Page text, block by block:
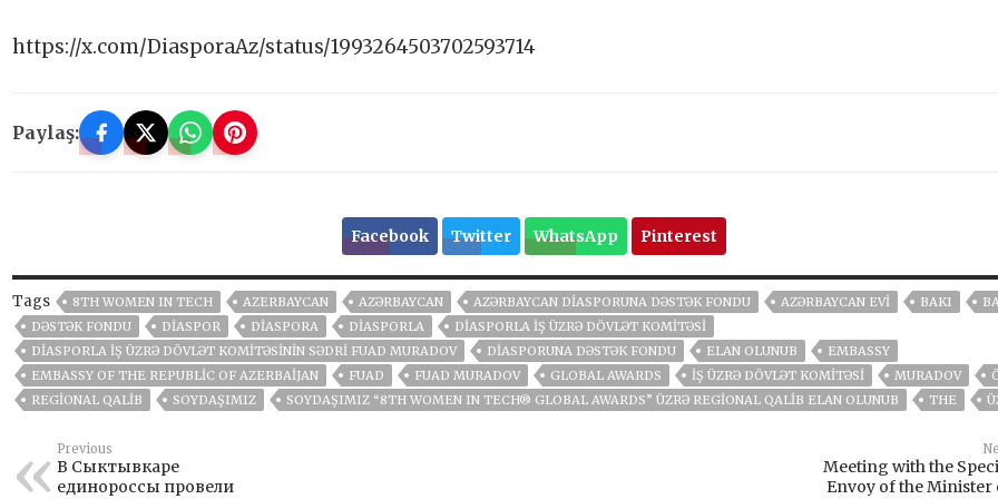
https://x.com/DiasporaAz/status/1993264503702593714
Paylaş:
Facebook Twitter WhatsApp Pinterest
Tags 8TH WOMEN IN TECH AZERBAYCAN AZƏRBAYCAN AZƏRBAYCAN DIASPORUNA DƏSTƏK FONDU AZƏRBAYCAN EVI BAKI
DƏSTƏK FONDU
DIASPOR DIASPORA DIASPORLA
DIASPORLA İŞ ÜZRƏ DÖVLƏT KOMITƏSI
DIASPORLA İŞ ÜZRƏ DÖVLƏT KOMITƏSININ SƏDRI FUAD MURADOV
DIASPORUNA DƏSTƏK FONDU ELAN OLUNUB
EMBASSY
EMBASSY OF THE REPUBLIC OF AZERBAIJAN
FUAD FUAD MURADOV GLOBAL AWARDS İŞ ÜZRƏ DÖVLƏT KOMITƏSI MURADOV
REGIONAL QALIB
SOYDAŞIMIZ SOYDAŞIMIZ “8TH WOMEN IN TECH® GLOBAL AWARDS” ÜZRƏ REGIONAL QALIB ELAN OLUNUB THE
Previous
В Сыктывкаре
единороссы провели
Meeting with the
Envoy of the Minister